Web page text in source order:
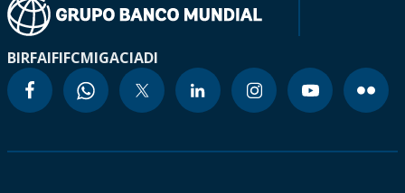
BIRFAIFIFCMIGACIADI